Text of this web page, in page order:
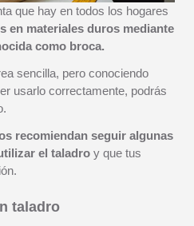
que hay en todos los hogares
en materiales duros mediante
como broca.
sencilla, pero conociendo
usarlo correctamente, podrás
recomiendan seguir algunas
el taladro y que tus
taladro